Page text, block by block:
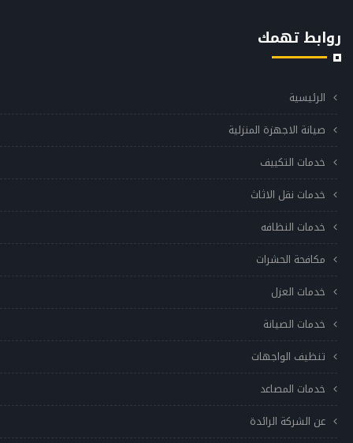
روابط تهمك
الرئيسية
صيانة الاجهزة المنزلية
خدمات التكييف
خدمات نقل الاثاث
خدمات النظافه
مكافحة الحشرات
خدمات العزل
خدمات الصيانة
تنظيف الواجهات
خدمات المصاعد
عن الشركة الرائدة